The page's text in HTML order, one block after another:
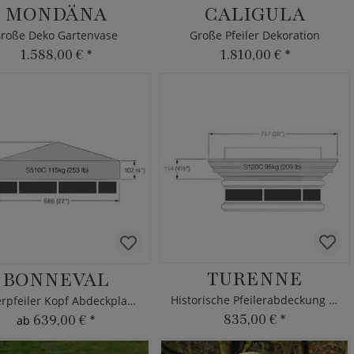
MONDÄNA
Deko Gartenvase
1.588,00 € *
CALIGULA
Große Pfeiler Dekoration
1.810,00 € *
BONNEVAL
Mauerpfeiler Kopf Abdeckplatte
ab 639,00 € *
TURENNE
Historische Pfeilerabdeckung aus Stein
835,00 € *